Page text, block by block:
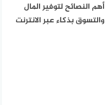
أهم النصائح لتوفير المال
والتسوق بذكاء عبر الانترنت